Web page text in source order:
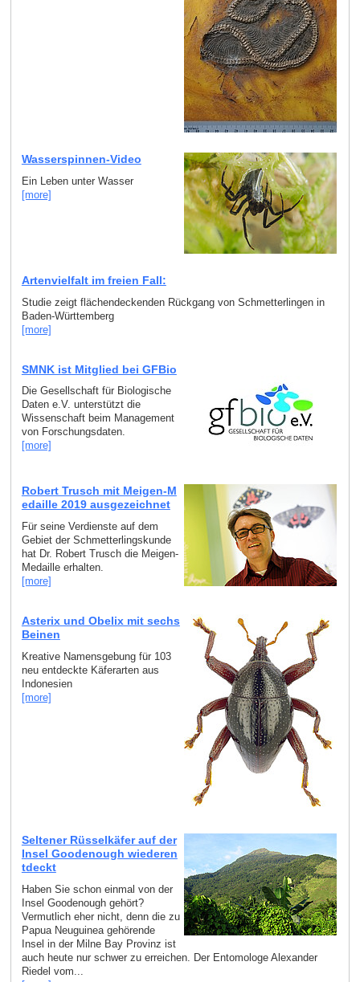
Wasserspinnen-Video
Ein Leben unter Wasser
[more]
Artenvielfalt im freien Fall:
Studie zeigt flächendeckenden Rückgang von Schmetterlingen in
Baden-Württemberg
[more]
SMNK ist Mitglied bei GFBio
Die Gesellschaft für Biologische
Daten e.V. unterstützt die
Wissenschaft beim Management
von Forschungsdaten.
[more]
Robert Trusch mit Meigen-M
edaille 2019 ausgezeichnet
Für seine Verdienste auf dem
Gebiet der Schmetterlingskunde
hat Dr. Robert Trusch die Meigen-
Medaille erhalten.
[more]
Asterix und Obelix mit sechs
Beinen
Kreative Namensgebung für 103
neu entdeckte Käferarten aus
Indonesien
[more]
Seltener Rüsselkäfer auf der
Insel Goodenough wiederen
tdeckt
Haben Sie schon einmal von der
Insel Goodenough gehört?
Vermutlich eher nicht, denn die zu
Papua Neuguinea gehörende
Insel in der Milne Bay Provinz ist
auch heute nur schwer zu erreichen. Der Entomologe Alexander
Riedel vom...